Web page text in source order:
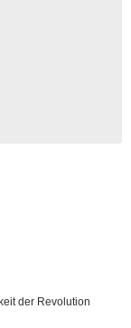
der Revolution